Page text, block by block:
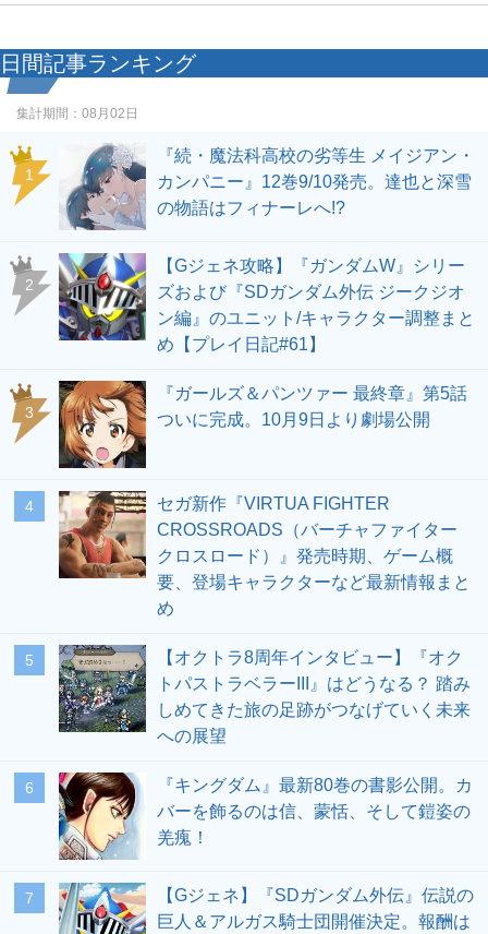
日間記事ランキング
集計期間： 08月02日
1
『続・魔法科高校の劣等生 メイジアン・
カンパニー』12巻9/10発売。達也と深雪
の物語はフィナーレへ!?
2
【Gジェネ攻略】『ガンダムW』シリー
ズおよび『SDガンダム外伝 ジークジオ
ン編』のユニット/キャラクター調整まと
め【プレイ日記#61】
3
『ガールズ＆パンツァー 最終章』第5話
ついに完成。10月9日より劇場公開
4
セガ新作『VIRTUA FIGHTER
CROSSROADS（バーチャファイター
クロスロード）』発売時期、ゲーム概
要、登場キャラクターなど最新情報まと
め
5
【オクトラ8周年インタビュー】『オク
トパストラベラーIII』はどうなる？ 踏み
しめてきた旅の足跡がつなげていく未来
への展望
6
『キングダム』最新80巻の書影公開。カ
バーを飾るのは信、蒙恬、そして鎧姿の
羌瘣！
7
【Gジェネ】『SDガンダム外伝』伝説の
巨人＆アルガス騎士団開催決定。報酬は